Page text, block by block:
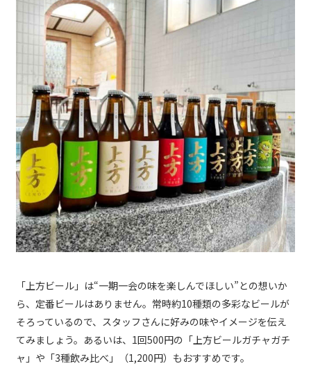
「上方ビール」は“一期一会の味を楽しんでほしい”との想いか
ら、定番ビールはありません。常時約10種類の多彩なビールが
そろっているので、スタッフさんに好みの味やイメージを伝え
てみましょう。あるいは、1回500円の「上方ビールガチャガチ
ャ」や「3種飲み比べ」（1,200円）もおすすめです。